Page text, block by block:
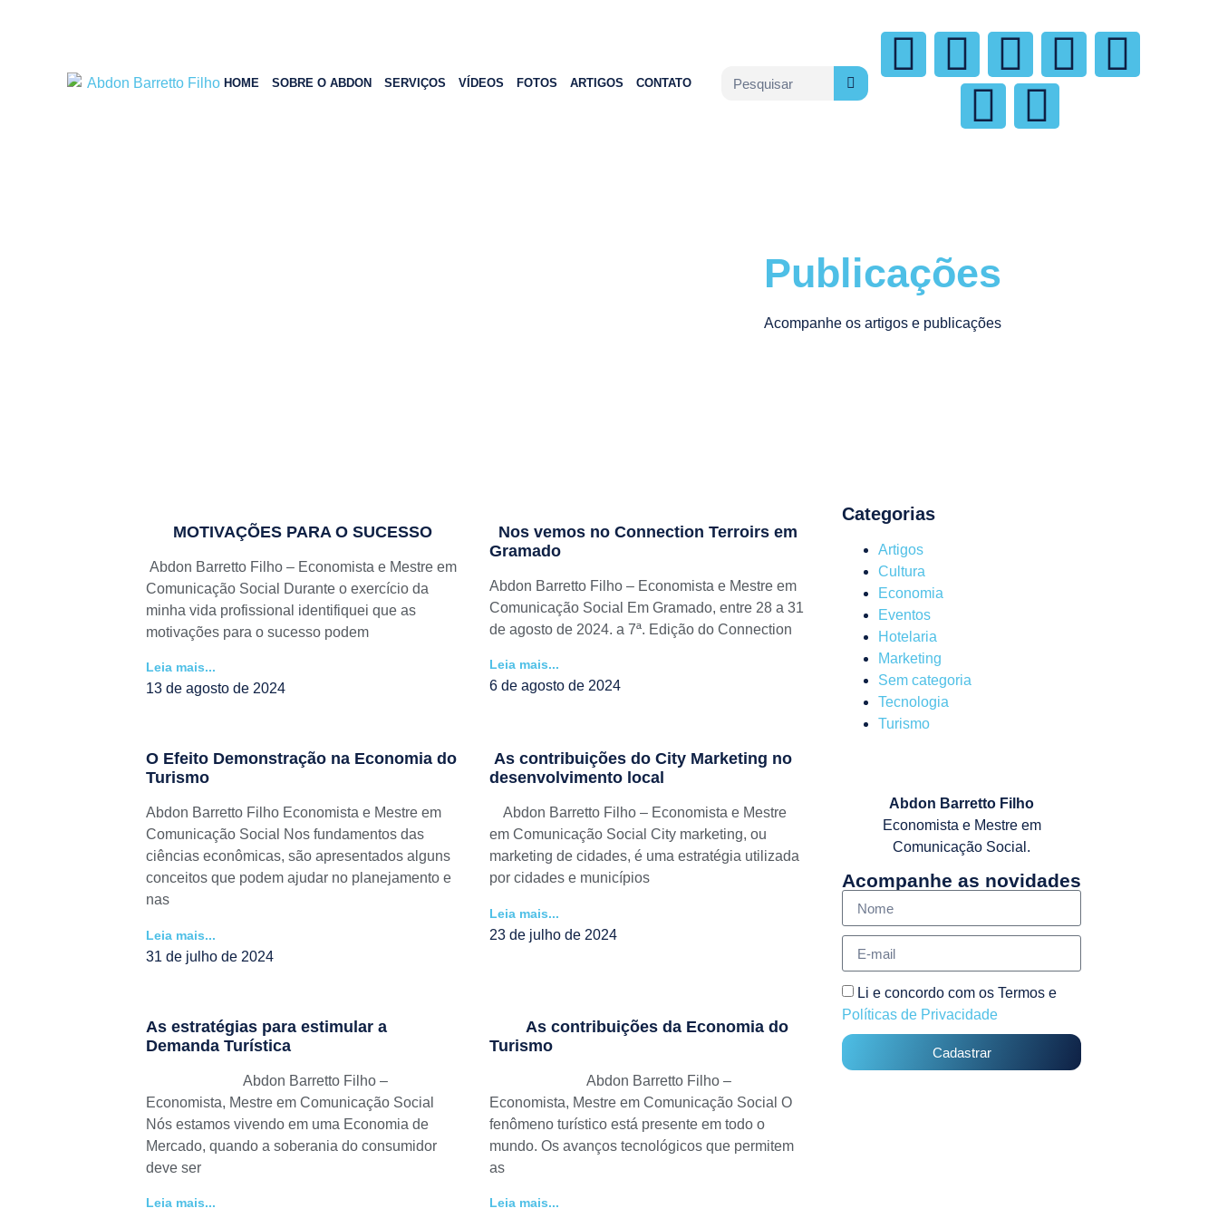
HOME SOBRE O ABDON SERVIÇOS VÍDEOS FOTOS ARTIGOS CONTATO
Publicações
Acompanhe os artigos e publicações
MOTIVAÇÕES PARA O SUCESSO
Abdon Barretto Filho – Economista e Mestre em
Comunicação Social Durante o exercício da
minha vida profissional identifiquei que as
motivações para o sucesso podem
Leia mais...
13 de agosto de 2024
Nos vemos no Connection Terroirs em
Gramado
Abdon Barretto Filho – Economista e Mestre em
Comunicação Social Em Gramado, entre 28 a 31
de agosto de 2024. a 7ª. Edição do Connection
Leia mais...
6 de agosto de 2024
O Efeito Demonstração na Economia do
Turismo
Abdon Barretto Filho Economista e Mestre em
Comunicação Social Nos fundamentos das
ciências econômicas, são apresentados alguns
conceitos que podem ajudar no planejamento e
nas
Leia mais...
31 de julho de 2024
As contribuições do City Marketing no
desenvolvimento local
Abdon Barretto Filho – Economista e Mestre
em Comunicação Social City marketing, ou
marketing de cidades, é uma estratégia utilizada
por cidades e municípios
Leia mais...
23 de julho de 2024
As estratégias para estimular a
Demanda Turística
Abdon Barretto Filho –
Economista, Mestre em Comunicação Social
Nós estamos vivendo em uma Economia de
Mercado, quando a soberania do consumidor
deve ser
Leia mais...
As contribuições da Economia do
Turismo
Abdon Barretto Filho –
Economista, Mestre em Comunicação Social O
fenômeno turístico está presente em todo o
mundo. Os avanços tecnológicos que permitem
as
Leia mais...
Categorias
Artigos
Cultura
Economia
Eventos
Hotelaria
Marketing
Sem categoria
Tecnologia
Turismo
Abdon Barretto Filho
Economista e Mestre em
Comunicação Social.
Acompanhe as novidades
Li e concordo com os Termos e
Políticas de Privacidade
Cadastrar